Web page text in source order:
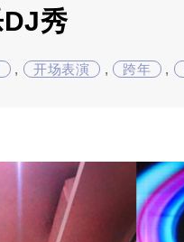
秀
, 开场表演 , 跨年 ,